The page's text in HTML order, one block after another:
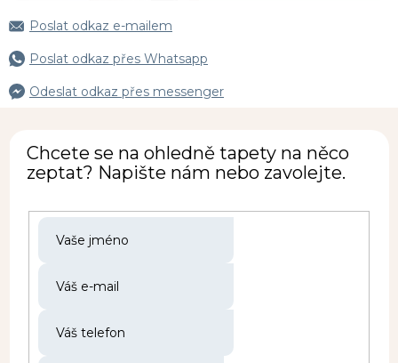
Poslat odkaz e-mailem
Poslat odkaz přes Whatsapp
Odeslat odkaz přes messenger
Chcete se na ohledně tapety na něco
zeptat? Napište nám nebo zavolejte.